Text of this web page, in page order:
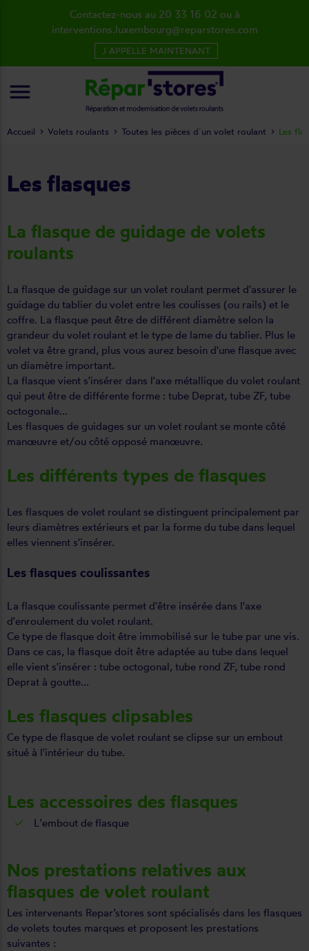
Les flasques
La flasque de guidage de volets
roulants
La flasque de guidage sur un volet roulant permet d'assurer le
guidage du tablier du volet entre les coulisses (ou rails) et le
coffre. La flasque peut être de différent diamètre selon la
grandeur du volet roulant et le type de lame du tablier. Plus le
volet va être grand, plus vous aurez besoin d'une flasque avec
un diamètre important.
La flasque vient s'insérer dans l'axe métallique du volet roulant
qui peut être de différente forme : tube Deprat, tube ZF, tube
octogonale...
Les flasques de guidages sur un volet roulant se monte côté
manœuvre et/ou côté opposé manœuvre.
Les différents types de flasques
Les flasques de volet roulant se distinguent principalement par
leurs diamètres extérieurs et par la forme du tube dans lequel
elles viennent s'insérer.
Les flasques coulissantes
La flasque coulissante permet d'être insérée dans l'axe
d'enroulement du volet roulant.
Ce type de flasque doit être immobilisé sur le tube par une vis.
Dans ce cas, la flasque doit être adaptée au tube dans lequel
elle vient s'insérer : tube octogonal, tube rond ZF, tube rond
Deprat à goutte...
Les flasques clipsables
Ce type de flasque de volet roulant se clipse sur un embout
situé à l'intérieur du tube.
Les accessoires des flasques
L'embout de flasque
Nos prestations relatives aux
flasques de volet roulant
Les intervenants Repar’stores sont spécialisés dans les flasques
de volets toutes marques et proposent les prestations
suivantes :
Accueil Volets roulants Toutes les pièces d´un volet roulant Les
Contactez-nous au 20 33 16 02 ou à
interventions.luxembourg@reparstores.com
J´APPELLE MAINTENANT
menu